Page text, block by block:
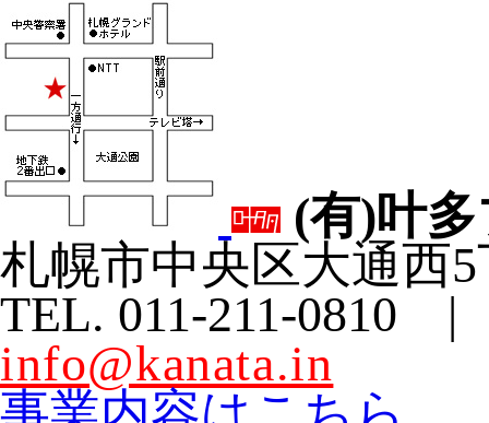
(有)叶
札幌市中央区大通西
TEL. 011-211-0810 |
info@kanata.in